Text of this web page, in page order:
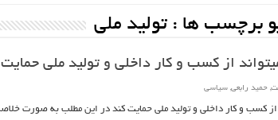
برچسب ها :تولید ملی
از کسب و کار داخلی و تولید ملی
,حمید رابعی,سیاسی
از کسب و کار داخلی و تولید ملی حمایت کند در این مطلب به صورت